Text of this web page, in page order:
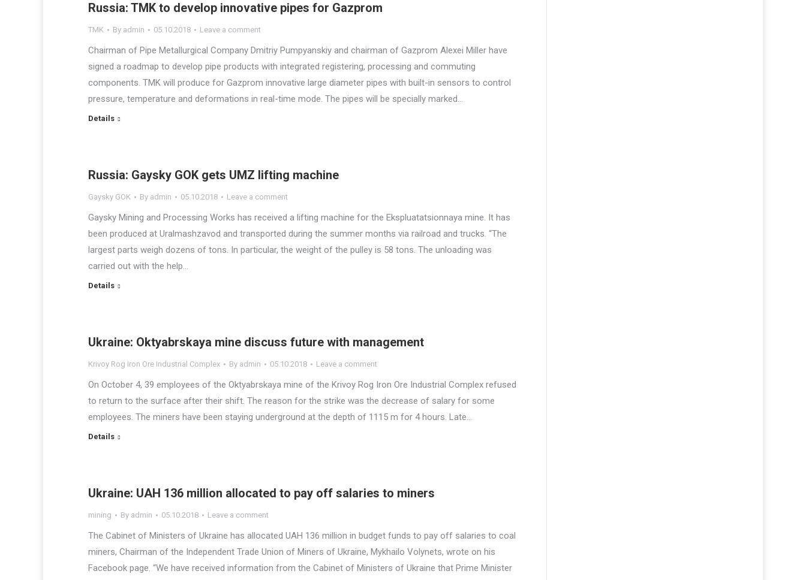
Russia: TMK to develop innovative pipes for Gazprom
TMK By admin 05.10.2018 Leave a comment
Chairman of Pipe Metallurgical Company Dmitriy Pumpyanskiy and chairman of Gazprom Alexei Miller have
signed a roadmap to develop pipe products with integrated registering, processing and commuting
components. TMK will produce for Gazprom innovative large diameter pipes with built-in sensors to control
pressure, temperature and deformations in real-time mode. The pipes will be specially marked…
Details
Russia: Gaysky GOK gets UMZ lifting machine
Gaysky GOK By admin 05.10.2018 Leave a comment
Gaysky Mining and Processing Works has received a lifting machine for the Ekspluatatsionnaya mine. It has
been produced at Uralmashzavod and transported during the summer months via railroad and trucks. “The
largest parts weigh dozens of tons. In particular, the weight of the pulley is 58 tons. The unloading was
carried out with the help…
Details
Ukraine: Oktyabrskaya mine discuss future with management
Krivoy Rog Iron Ore Industrial Complex By admin 05.10.2018 Leave a comment
On October 4, 39 employees of the Oktyabrskaya mine of the Krivoy Rog Iron Ore Industrial Complex refused
to return to the surface after their shift. The reason for the strike was the decrease of salary for some
employees. The miners have been staying underground at the depth of 1115 m for 4 hours. Late…
Details
Ukraine: UAH 136 million allocated to pay off salaries to miners
mining By admin 05.10.2018 Leave a comment
The Cabinet of Ministers of Ukraine has allocated UAH 136 million in budget funds to pay off salaries to coal
miners, Chairman of the Independent Trade Union of Miners of Ukraine, Mykhailo Volynets, wrote on his
Facebook page. “We have received information from the Cabinet of Ministers of Ukraine that Prime Minister